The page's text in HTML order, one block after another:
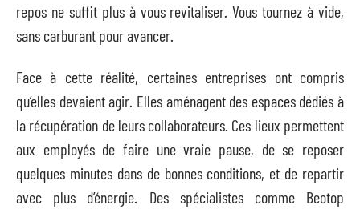
repos ne suffit plus à vous revitaliser. Vous tournez à vide,
sans carburant pour avancer.
Face à cette réalité, certaines entreprises ont compris
qu’elles devaient agir. Elles aménagent des espaces dédiés à
la récupération de leurs collaborateurs. Ces lieux permettent
aux employés de faire une vraie pause, de se reposer
quelques minutes dans de bonnes conditions, et de repartir
avec plus d’énergie. Des spécialistes comme Beotop